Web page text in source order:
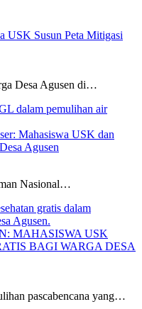
USK Susun Peta Mitigasi
Desa Agusen di…
Mahasiswa USK dan
Agusen
Nasional…
MAHASISWA USK
BAGI WARGA DESA
pascabencana yang…